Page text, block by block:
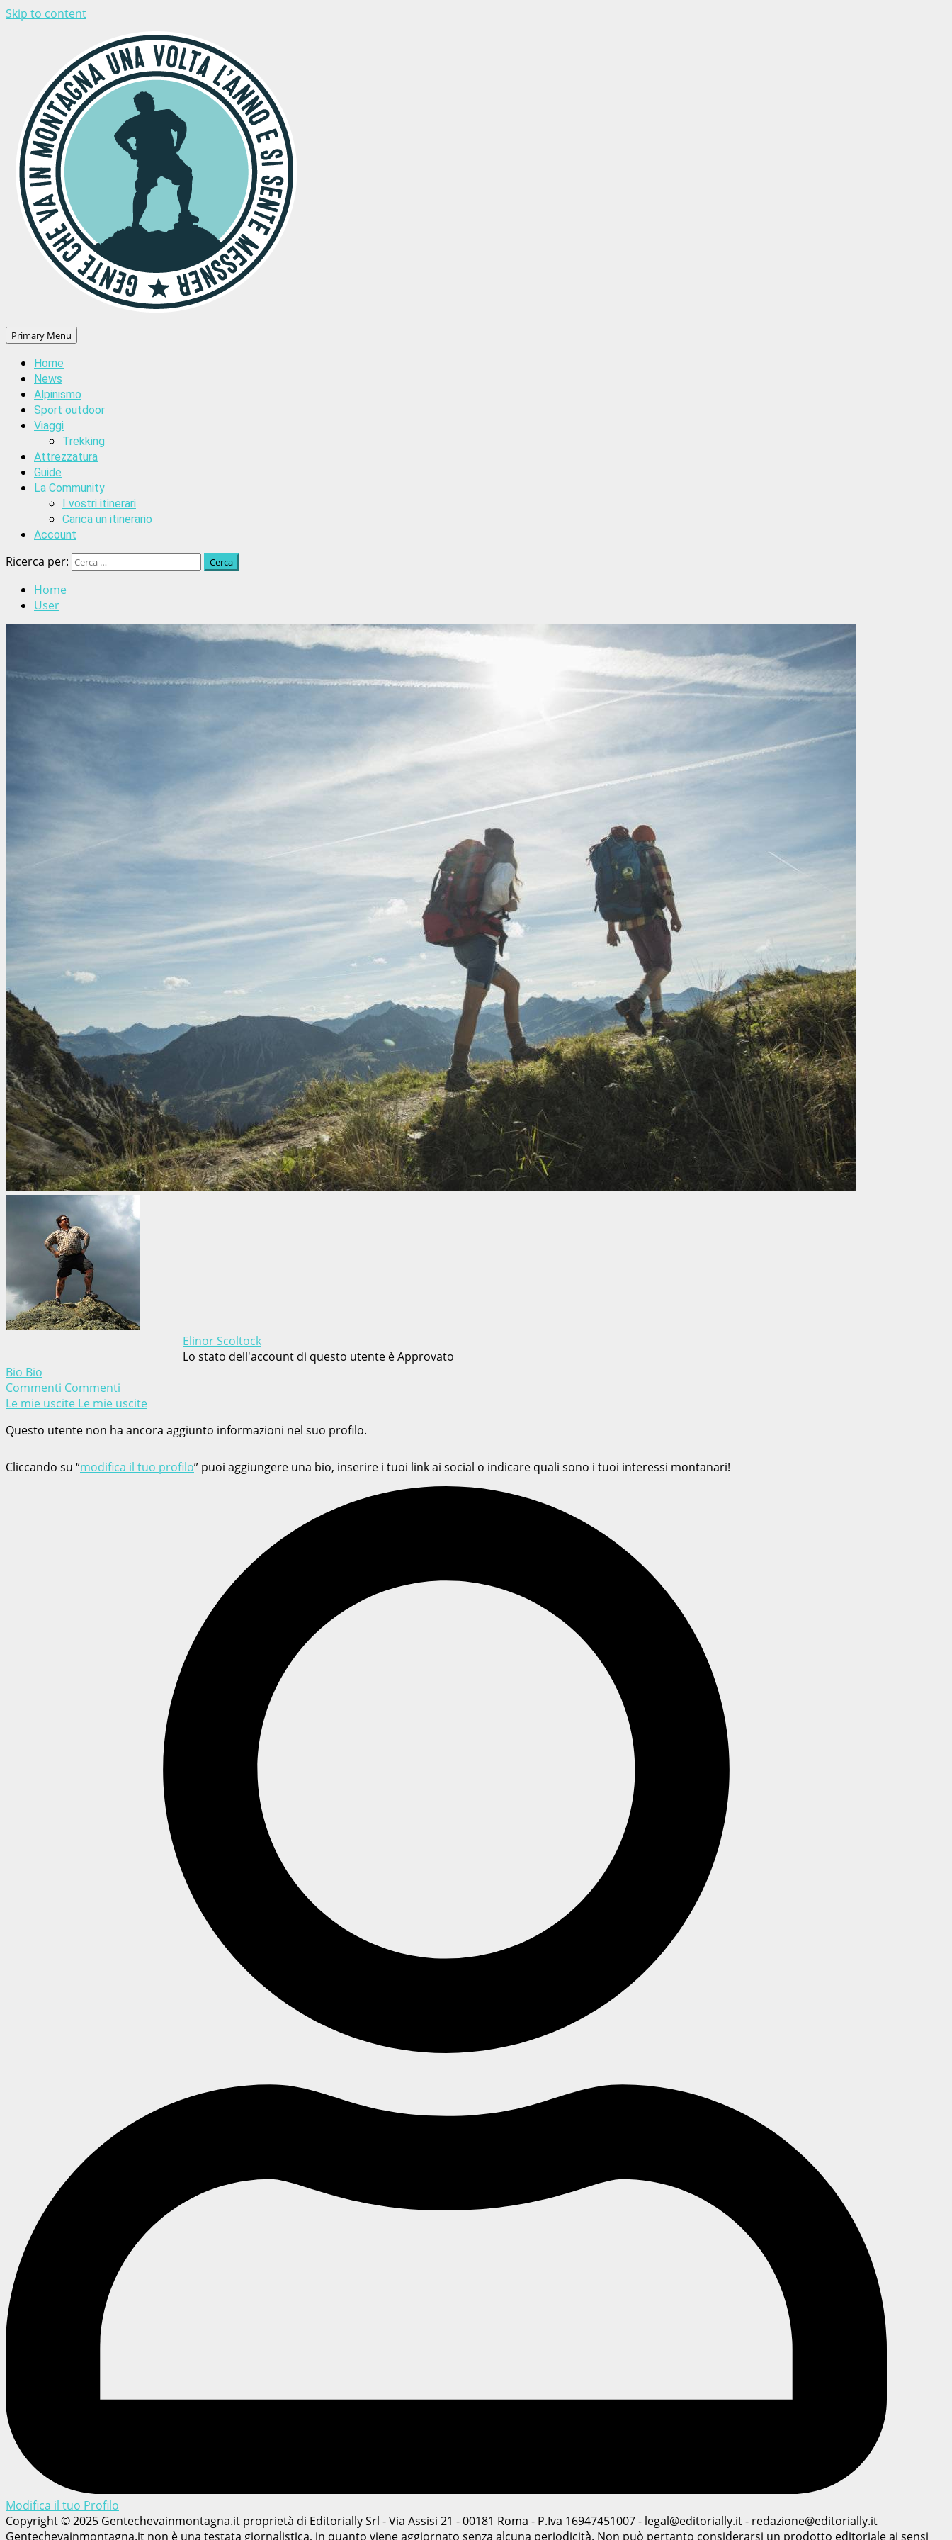
Skip to content
Primary Menu
Home
News
Alpinismo
Sport outdoor
Viaggi
Trekking
Attrezzatura
Guide
La Community
I vostri itinerari
Carica un itinerario
Account
Ricerca per:
Home
User
Elinor Scoltock
Lo stato dell'account di questo utente è Approvato
Bio Bio
Commenti Commenti
Le mie uscite Le mie uscite
Questo utente non ha ancora aggiunto informazioni nel suo profilo.
Cliccando su “modifica il tuo profilo” puoi aggiungere una bio, inserire i tuoi link ai social o indicare quali sono i tuoi interessi montanari!
Modifica il tuo Profilo
Copyright © 2025 Gentechevainmontagna.it proprietà di Editorially Srl - Via Assisi 21 - 00181 Roma - P.Iva 16947451007 - legal@editorially.it - redazione@editorially.it
Gentechevainmontagna.it non è una testata giornalistica, in quanto viene aggiornato senza alcuna periodicità. Non può pertanto considerarsi un prodotto editoriale ai sensi